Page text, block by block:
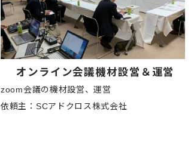
オンライン会議機材設営＆運営
zoom会議の機材設営、運営
依頼主：SCアドクロス株式会社